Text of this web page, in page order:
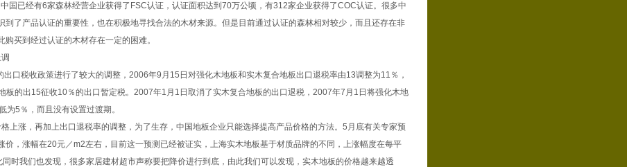
已经有6家森林经营企业获得了FSC认证，认证面积达到70万公顷，有312家企业获得了COC认证。很多中
到了产品认证的重要性，也在积极地寻找合法的木材来源。但是目前通过认证的森林相对较少，而且还存在非
购买到经过认证的木材存在一定的困难。
口税收政策进行了较大的调整，2006年9月15日对强化木地板和实木复合地板出口退税率由13调整为11％，
板的出15征收10％的出口暂定税。2007年1月1日取消了实木复合地板的出口退税，2007年7月1日将强化木地
为5％，而且没有设置过渡期。
涨，再加上出口退税率的调整，为了生存，中国地板企业只能选择提高产品价格的方法。5月底有关专家预
价，涨幅在20元／m2左右，目前这一预测已经被证实，上海实木地板基于材质品牌的不同，上涨幅度在每平
时我们也发现，很多家居建材超市声称要把降价进行到底，由此我们可以发现，实木地板的价格越来越透